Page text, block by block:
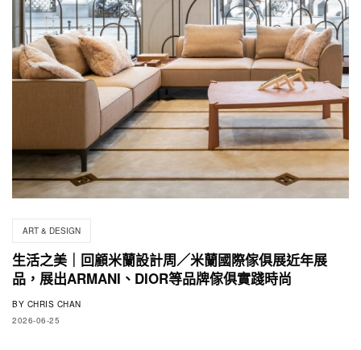
ART & DESIGN
生活之美｜回顧米蘭設計周／米蘭國際傢俱展近年展
品，展出ARMANI、DIOR等品牌傢俱實踐時尚
BY CHRIS CHAN
2026-06-25